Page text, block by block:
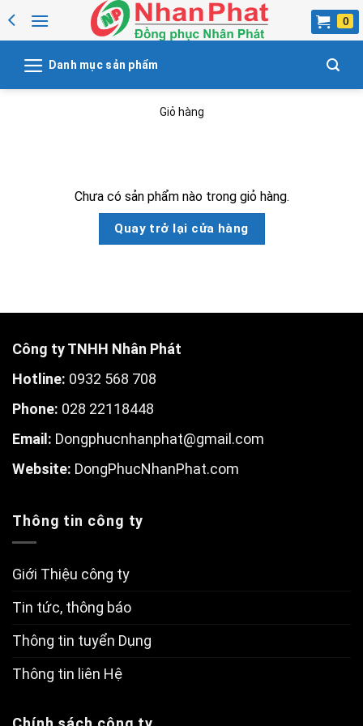
to
Danh mục sản phẩm
Giỏ hàng
Chưa có sản phẩm nào trong giỏ hàng.
Quay trở lại cửa hàng
Công ty TNHH Nhân Phát
Hotline: 0932 568 708
Phone: 028 22118448
Email: Dongphucnhanphat@gmail.com
Website: DongPhucNhanPhat.com
Thông tin công ty
Giới Thiệu công ty
Tin tức, thông báo
Thông tin tuyển Dụng
Thông tin liên Hệ